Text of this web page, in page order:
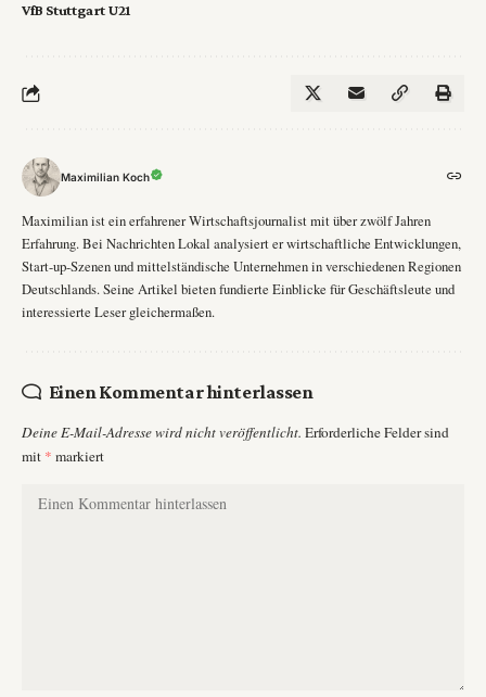
VfB Stuttgart U21
Maximilian Koch
Maximilian ist ein erfahrener Wirtschaftsjournalist mit über zwölf Jahren
Erfahrung. Bei Nachrichten Lokal analysiert er wirtschaftliche Entwicklungen,
Start-up-Szenen und mittelständische Unternehmen in verschiedenen Regionen
Deutschlands. Seine Artikel bieten fundierte Einblicke für Geschäftsleute und
interessierte Leser gleichermaßen.
Einen Kommentar hinterlassen
Deine E-Mail-Adresse wird nicht veröffentlicht. Erforderliche Felder sind
mit * markiert